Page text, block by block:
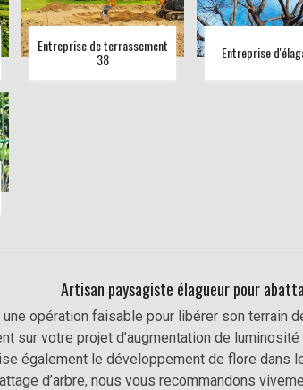
Entreprise de terrassement
38 Entreprise
Artisan paysagiste élagueur pour
une opération faisable pour libérer son terrain
sur votre projet d’augmentation de
également le développement de flore dans
d’arbre, nous vous recommandons